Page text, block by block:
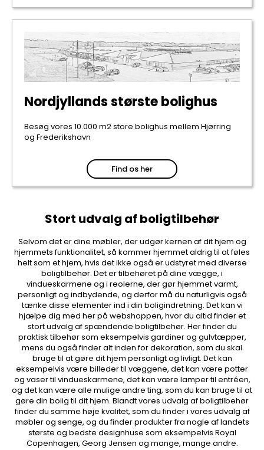
Nordjyllands største bolighus
Besøg vores 10.000 m2 store bolighus mellem Hjørring
og Frederikshavn
Find os her
Stort udvalg af boligtilbehør
Selvom det er dine møbler, der udgør kernen af dit hjem og
hjemmets funktionalitet, så kommer hjemmet aldrig til at føles
helt som et hjem, hvis det ikke også er udstyret med diverse
boligtilbehør. Det er tilbehøret på dine vægge, i
vindueskarmene og i reolerne, der gør hjemmet varmt,
personligt og indbydende, og derfor må du naturligvis også
tænke disse elementer ind i din boligindretning. Det kan vi
hjælpe dig med her på webshoppen, hvor du altid finder et
stort udvalg af spændende boligtilbehør. Her finder du
praktisk tilbehør som eksempelvis gardiner og gulvtæpper,
mens du også finder alt inden for dekoration, som du skal
bruge til at gøre dit hjem personligt og livligt. Det kan
eksempelvis være billeder til væggene, det kan være potter
og vaser til vindueskarmene, det kan være lamper til entréen,
og det kan være alle mulige andre ting, som du kan bruge til at
gøre din bolig til dit hjem. Blandt vores udvalg af boligtilbehør
finder du samme høje kvalitet, som du finder i vores udvalg af
møbler og senge, og du finder produkter fra nogle af landets
største og bedste designhuse som eksempelvis Royal
Copenhagen, Georg Jensen og mange, mange andre.